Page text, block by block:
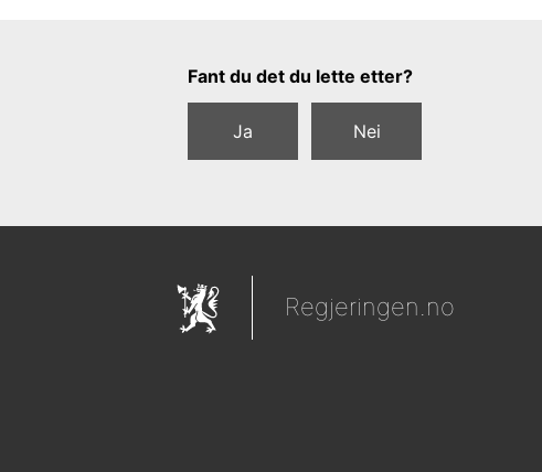
Tilbakemeldingsskjema
Fant du det du lette etter?
Ja Nei
Regjeringen.no